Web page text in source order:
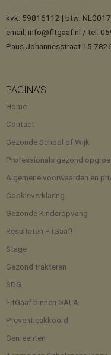
kvk: 59816112 | btw:
email: info@fitgaaf.nl / tel:
Paus Johannesstraat 15
PAGINA’S
Home
Contact
Gezonde School of Wijk
Professionals gezond
Algemene voorwaarden en
Cookieverklaring
Gezonde Kinderopvang
Resultaten FitGaaf!
Stage
Gezond trakteren
SDG
FitGaaf binnen GALA
Preventieakkoord
Gemeenten